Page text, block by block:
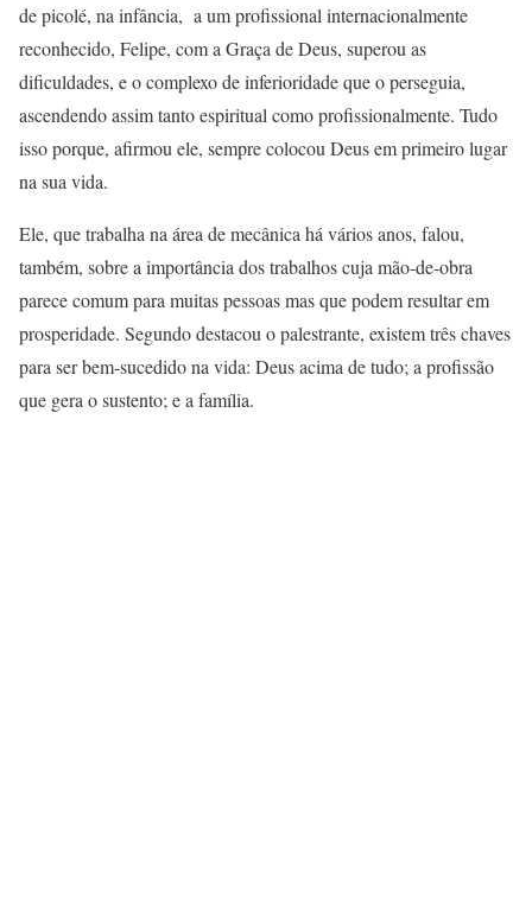
de picolé, na infância, a um profissional internacionalmente
reconhecido, Felipe, com a Graça de Deus, superou as
dificuldades, e o complexo de inferioridade que o perseguia,
ascendendo assim tanto espiritual como profissionalmente. Tudo
isso porque, afirmou ele, sempre colocou Deus em primeiro lugar
na sua vida.
Ele, que trabalha na área de mecânica há vários anos, falou,
também, sobre a importância dos trabalhos cuja mão-de-obra
parece comum para muitas pessoas mas que podem resultar em
prosperidade. Segundo destacou o palestrante, existem três chaves
para ser bem-sucedido na vida: Deus acima de tudo; a profissão
que gera o sustento; e a família.